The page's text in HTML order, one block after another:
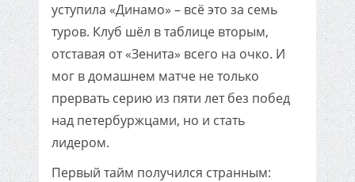
уступила «Динамо» – всё это за семь
туров. Клуб шёл в таблице вторым,
отставая от «Зенита» всего на очко. И
мог в домашнем матче не только
прервать серию из пяти лет без побед
над петербуржцами, но и стать
лидером.
Первый тайм получился странным: